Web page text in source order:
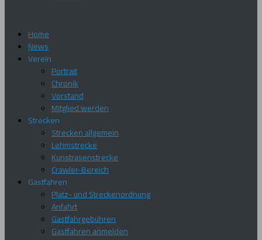
Home
News
Verein
Portrait
Chronik
Vorstand
Mitglied werden
Strecken
Strecken allgemein
Lehmstrecke
Kunstrasenstrecke
Crawler-Bereich
Gastfahren
Platz- und Streckenordnung
Anfahrt
Gastfahrgebühren
Gastfahren anmelden